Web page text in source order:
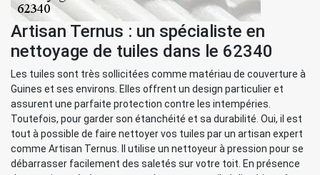
Artisan Ternus : un spécialiste en
nettoyage de tuiles dans le 62340
Les tuiles sont très sollicitées comme matériau de couverture à
Guines et ses environs. Elles offrent un design particulier et
assurent une parfaite protection contre les intempéries.
Toutefois, pour garder son étanchéité et sa durabilité. Oui, il est
tout à possible de faire nettoyer vos tuiles par un artisan expert
comme Artisan Ternus. Il utilise un nettoyeur à pression pour se
débarrasser facilement des saletés sur votre toit. En présence